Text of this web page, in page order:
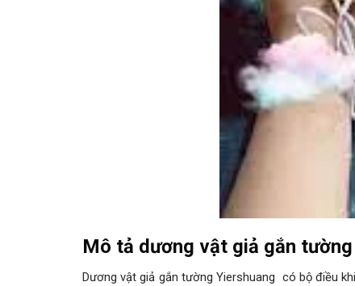
Mô tả dương vật giả gắn
Dương vật giả gắn tường Yiershuang có bộ điều